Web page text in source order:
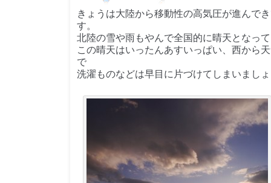
きょうは大陸から移動性の高気圧が進んで
す。
北陸の雪や雨もやんで全国的に晴天となっ
この晴天はいったんあすいっぱい、西から
で
洗濯ものなどは早目に片づけてしまいまし